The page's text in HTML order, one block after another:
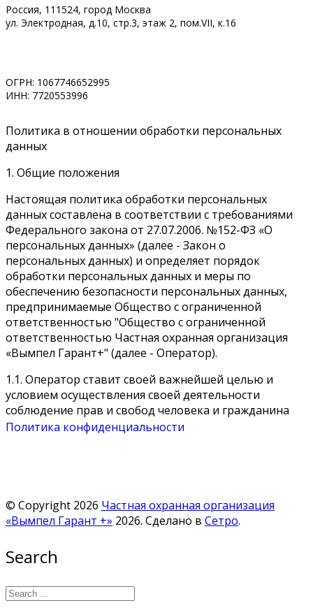
Россия, 111524, город Москва
ул. Электродная, д.10, стр.3, этаж 2, пом.VII, к.16
ОГРН: 1067746652995
ИНН: 7720553996
Политика в отношении обработки персональных
данных
1. Общие положения
Настоящая политика обработки персональных
данных составлена в соответствии с требованиями
Федерального закона от 27.07.2006. №152-ФЗ «О
персональных данных» (далее - Закон о
персональных данных) и определяет порядок
обработки персональных данных и меры по
обеспечению безопасности персональных данных,
предпринимаемые Общество с ограниченной
ответственностью "Общество с ограниченной
ответственностью Частная охранная организация
«Вымпел Гарант+" (далее - Оператор).
1.1. Оператор ставит своей важнейшей целью и
условием осуществления своей деятельности
соблюдение прав и свобод человека и гражданина
при обработке его персональных данных, в том числе
обработки персональных данных (далее - Политика)
применяется ко всей информации, которую
Оператор может получить о посетителях веб-сайта
2.1. Автоматизированная обработка персональных
Политика конфиденциальности
© Copyright 2026 Частная охранная организация
«Вымпел Гарант +» 2026. Сделано в Сетро.
Search